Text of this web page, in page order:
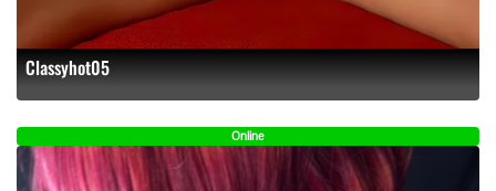
Classyhot05
Online